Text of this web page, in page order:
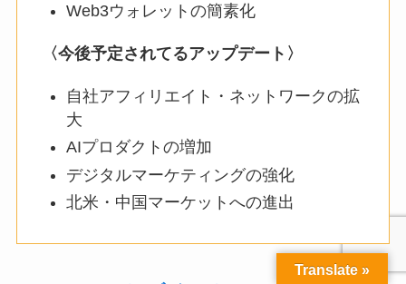
Web3ウォレットの簡素化
〈今後予定されてるアップデート〉
自社アフィリエイト・ネットワークの拡
大
AIプロダクトの増加
デジタルマーケティングの強化
北米・中国マーケットへの進出
Translate »